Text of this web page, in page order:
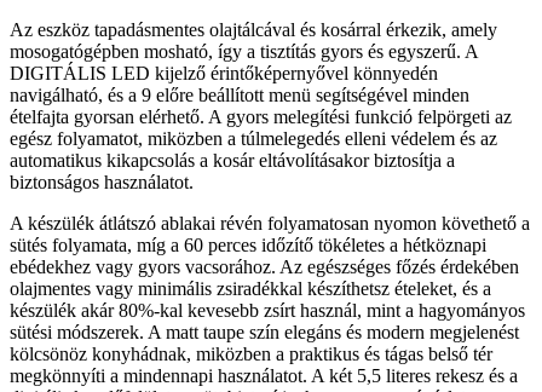
Az eszköz tapadásmentes olajtálcával és kosárral érkezik, amely
mosogatógépben mosható, így a tisztítás gyors és egyszerű. A
DIGITÁLIS LED kijelző érintőképernyővel könnyedén
navigálható, és a 9 előre beállított menü segítségével minden
ételfajta gyorsan elérhető. A gyors melegítési funkció felpörgeti az
egész folyamatot, miközben a túlmelegedés elleni védelem és az
automatikus kikapcsolás a kosár eltávolításakor biztosítja a
biztonságos használatot.
A készülék átlátszó ablakai révén folyamatosan nyomon követhető a
sütés folyamata, míg a 60 perces időzítő tökéletes a hétköznapi
ebédekhez vagy gyors vacsorához. Az egészséges főzés érdekében
olajmentes vagy minimális zsiradékkal készíthetsz ételeket, és a
készülék akár 80%-kal kevesebb zsírt használ, mint a hagyományos
sütési módszerek. A matt taupe szín elegáns és modern megjelenést
kölcsönöz konyhádnak, miközben a praktikus és tágas belső tér
megkönnyíti a mindennapi használatot. A két 5,5 literes rekesz és a